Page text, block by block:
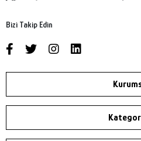
Bizi Takip Edin